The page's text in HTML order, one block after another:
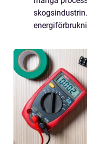
en anläggning
material per